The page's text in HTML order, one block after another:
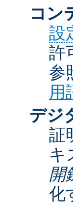
コン
設
許
参
用
デジ
証
キ
開
化